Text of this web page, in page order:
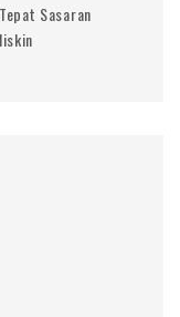
Sasaran